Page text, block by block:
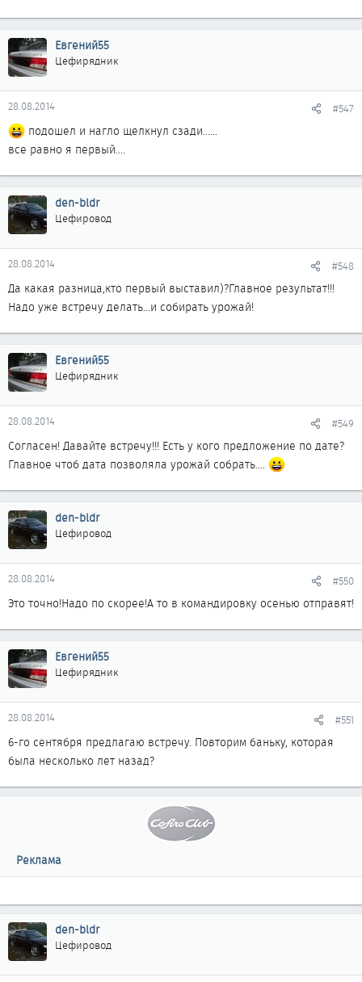
Все руки не доходили)!
В ответку)))
Евгений55
Цефирядник
28.08.2014 #547
подошел и нагло щелкнул сзади......
все равно я первый....
den-bldr
Цефировод
28.08.2014 #548
Да какая разница,кто первый выставил)?Главное результат!!!
Надо уже встречу делать...и собирать урожай!
Евгений55
Цефирядник
28.08.2014 #549
Согласен! Давайте встречу!!! Есть у кого предложение по дате?
Главное чтоб дата позволяла урожай собрать....
den-bldr
Цефировод
28.08.2014 #550
Это точно!Надо по скорее!А то в командировку осенью отправят!
Евгений55
Цефирядник
28.08.2014 #551
6-го сентября предлагаю встречу. Повторим баньку, которая
была несколько лет назад?
Реклама
den-bldr
Цефировод